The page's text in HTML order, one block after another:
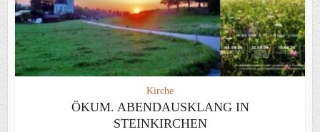
Kirche
ÖKUM. ABENDAUSKLANG IN
STEINKIRCHEN